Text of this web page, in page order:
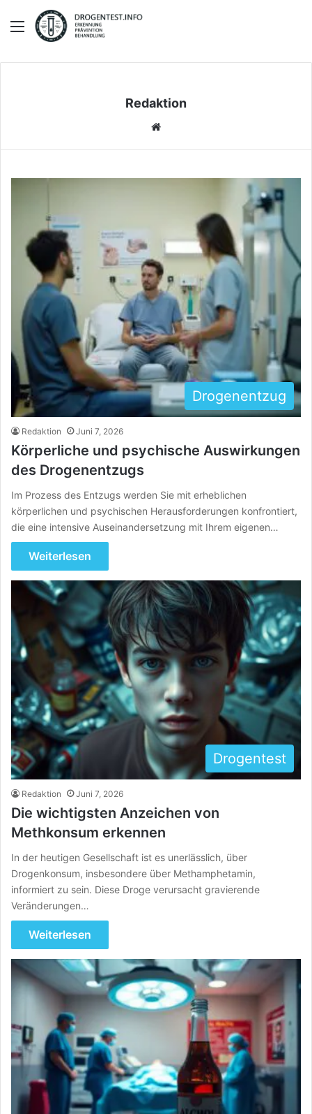
Menü
Redaktion
e
Drogenentzug
Redaktion Juni 7, 2026
Körperliche und psychische Auswirkungen
des Drogenentzugs
Im Prozess des Entzugs werden Sie mit erheblichen
körperlichen und psychischen Herausforderungen konfrontiert,
die eine intensive Auseinandersetzung mit Ihrem eigenen…
Weiterlesen
Drogentest
Redaktion Juni 7, 2026
Die wichtigsten Anzeichen von
Methkonsum erkennen
In der heutigen Gesellschaft ist es unerlässlich, über
Drogenkonsum, insbesondere über Methamphetamin,
informiert zu sein. Diese Droge verursacht gravierende
Veränderungen…
Weiterlesen